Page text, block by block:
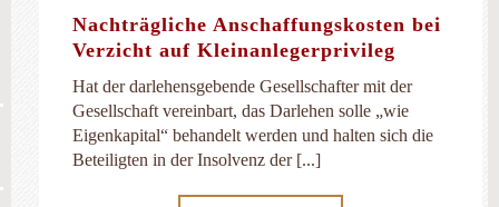
Nachträgliche Anschaffungskosten bei
Verzicht auf Kleinanlegerprivileg
Hat der darlehensgebende Gesellschafter mit der
Gesellschaft vereinbart, das Darlehen solle „wie
Eigenkapital“ behandelt werden und halten sich die
Beteiligten in der Insolvenz der [...]